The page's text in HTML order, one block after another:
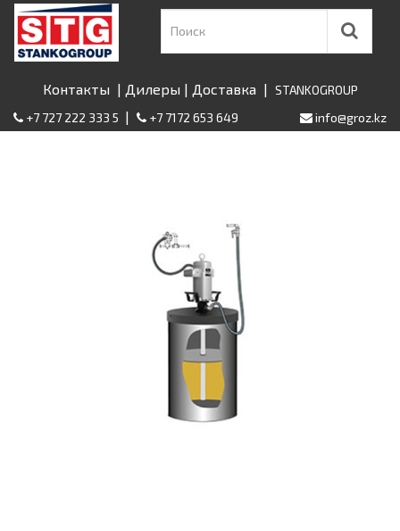
Контакты | Дилеры | Доставка | STANKOGROUP
+7 727 222 333 5 | +7 7172 653 649 info@groz.kz